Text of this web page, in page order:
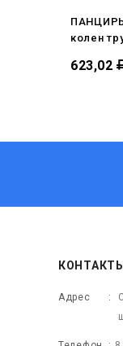
колен
623,02
КОНТАКТЫ
Адрес